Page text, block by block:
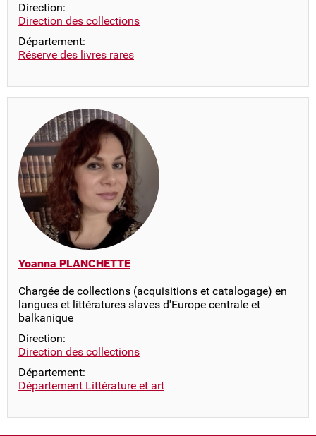
Direction:
Direction des collections
Département:
Réserve des livres rares
Yoanna PLANCHETTE
Chargée de collections (acquisitions et catalogage) en
langues et littératures slaves d'Europe centrale et
balkanique
Direction:
Direction des collections
Département:
Département Littérature et art